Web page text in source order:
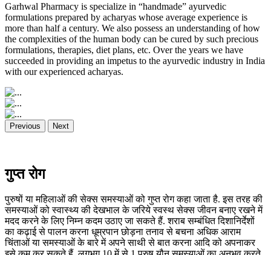
Garhwal Pharmacy is specialize in “handmade” ayurvedic
formulations prepared by acharyas whose average experience is
more than half a century. We also possess an understanding of how
the complexities of the human body can be cured by such precious
formulations, therapies, diet plans, etc. Over the years we have
succeeded in providing an impetus to the ayurvedic industry in India
with our experienced acharyas.
Previous Next
गुप्त रोग
पुरुषों या महिलाओं की सेक्स समस्याओं को गुप्त रोग कहा जाता है. इस तरह की
समस्याओं को स्वास्थ्य की देखभाल के जरिये स्वस्थ सेक्स जीवन बनाए रखने में
मदद करने के लिए निम्न कदम उठाए जा सकते हैं. शराब सम्बंधित दिशानिर्देशों
का कढ़ाई से पालन करना धूम्रपान छोड़ना तनाव से बचना अधिक आराम
चिंताओं या समस्याओं के बारे में अपने साथी से बात करना आदि को अपनाकर